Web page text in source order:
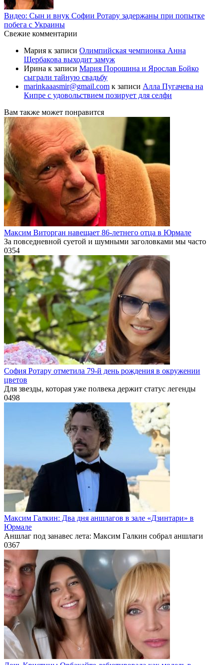
Видео: Сын и внук Софии Ротару задержаны при попытке
побега с Украины
Свежие комментарии
Мария к записи Олимпийская чемпионка Анна
Щербакова выходит замуж
Ирина к записи Мария Порошина и Ярослав Бойко
сыграли тайную свадьбу
marinkaaasmir@gmail.com к записи Алла Пугачева на
Кипре с удовольствием позирует для селфи
Вам также может понравится
Максим Виторган навещает 86-летнего отца в Юрмале
За повседневной суетой и шумными заголовками мы часто
0354
София Ротару отметила 79-й день рождения в окружении
цветов
Для звезды, которая уже полвека держит статус легенды
0498
Максим Галкин: Два дня аншлагов в зале «Дзинтари» в
Юрмале
Аншлаг под занавес лета: Максим Галкин собрал аншлаги
0367